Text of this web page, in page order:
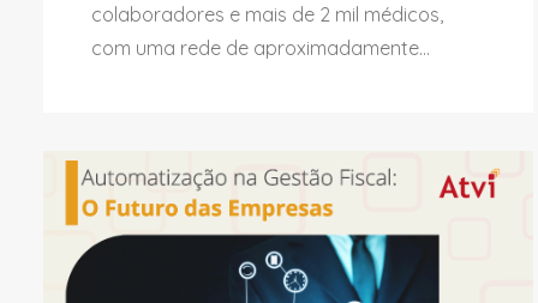
colaboradores e mais de 2 mil médicos,
com uma rede de aproximadamente...